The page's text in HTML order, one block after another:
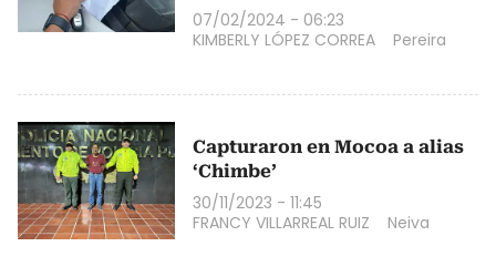
07/02/2024 - 06:23
KIMBERLY LÓPEZ CORREA
Pereira
Capturaron en Mocoa a alias
‘Chimbe’
30/11/2023 - 11:45
FRANCY VILLARREAL RUIZ
Neiva